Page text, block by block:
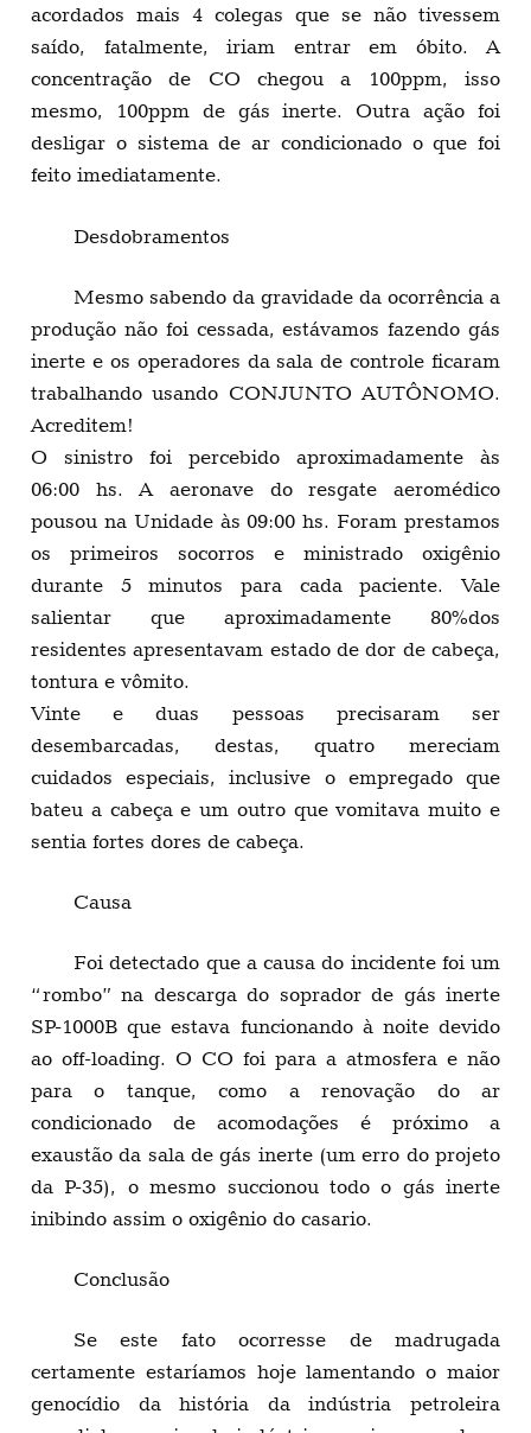
acordados mais 4 colegas que se não tivessem
saído, fatalmente, iriam entrar em óbito. A
concentração de CO chegou a 100ppm, isso
mesmo, 100ppm de gás inerte. Outra ação foi
desligar o sistema de ar condicionado o que foi
feito imediatamente.
Desdobramentos
Mesmo sabendo da gravidade da ocorrência a
produção não foi cessada, estávamos fazendo gás
inerte e os operadores da sala de controle ficaram
trabalhando usando CONJUNTO AUTÔNOMO.
Acreditem!
O sinistro foi percebido aproximadamente às
06:00 hs. A aeronave do resgate aeromédico
pousou na Unidade às 09:00 hs. Foram prestamos
os primeiros socorros e ministrado oxigênio
durante 5 minutos para cada paciente. Vale
salientar que aproximadamente 80%dos
residentes apresentavam estado de dor de cabeça,
tontura e vômito.
Vinte e duas pessoas precisaram ser
desembarcadas, destas, quatro mereciam
cuidados especiais, inclusive o empregado que
bateu a cabeça e um outro que vomitava muito e
sentia fortes dores de cabeça.
Causa
Foi detectado que a causa do incidente foi um
“rombo” na descarga do soprador de gás inerte
SP-1000B que estava funcionando à noite devido
ao off-loading. O CO foi para a atmosfera e não
para o tanque, como a renovação do ar
condicionado de acomodações é próximo a
exaustão da sala de gás inerte (um erro do projeto
da P-35), o mesmo succionou todo o gás inerte
inibindo assim o oxigênio do casario.
Conclusão
Se este fato ocorresse de madrugada
certamente estaríamos hoje lamentando o maior
genocídio da história da indústria petroleira